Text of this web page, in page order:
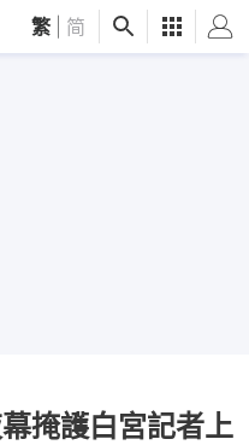
繁 简
掩護白宮記者上